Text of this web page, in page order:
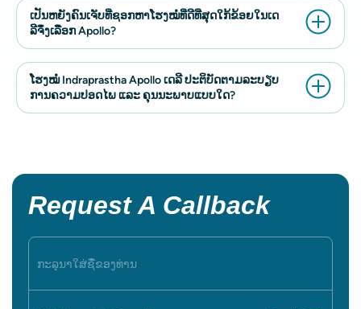
ເປັນຫຍັງຄົນເຈັບທີ່ຊອກຫາໂຮງໝໍທີ່ດີທີ່ສຸດໃກ້ຂ້ອຍໃນເດ
ລີຈຶ່ງເລືອກ Apollo?
ໂຮງໝໍ Indraprastha Apollo ເດລີ ປະຕິບັດຕາມລະບຽບ
ການຄວາມປອດໄພ ແລະ ຄຸນນະພາບແບບໃດ?
Request A Callback